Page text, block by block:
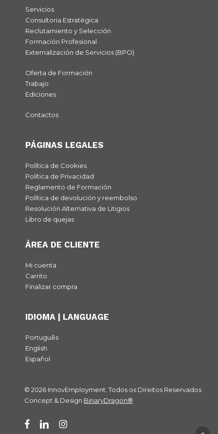
Subtotal: 0,00€
Ver carrito
Servicios
Consultoria Estratégica
Reclutamiento y Selección
Formación Profesional
Externalización de Servicios (BPO)
Oferta de Formación
Trabajo
Ediciones
Contactos
PÁGINAS LEGALES
Política de Cookies
Política de Privacidad
Reglamento de Formación
Política de devolución y reembolso
Resolución Alternativa de Litigios
Libro de quejas
ÁREA DE CLIENTE
Mi cuenta
Carrito
Finalizar compra
IDIOMA | LANGUAGE
Português
English
Español
© 2026 InnovEmployment. Todos os Direitos Reservados
Concept & Design BinaryDragon®
facebooklinkedininstagram